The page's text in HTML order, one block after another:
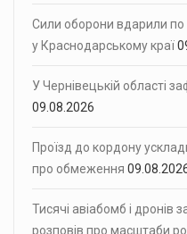
Сили оборони вдарили по
у Краснодарському краї
У Чернівецькій області
09.08.2026
Проїзд до кордону
про обмеження
Тисячі авіабомб і дронів
розповів про масштаби